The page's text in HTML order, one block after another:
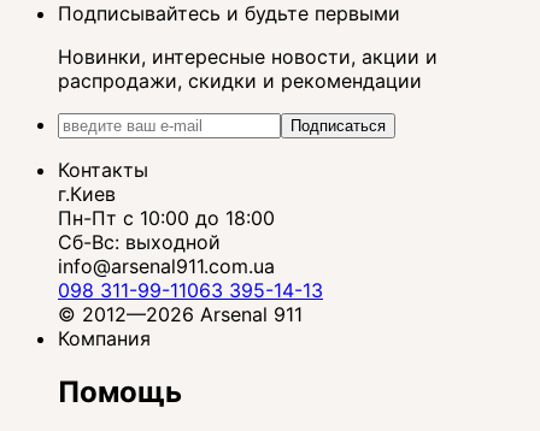
Подписывайтесь и будьте первыми
Новинки, интересные новости, акции и
распродажи, скидки и рекомендации
Подписаться
Контакты
г.Киев
Пн-Пт с 10:00 до 18:00
Сб-Вс: выходной
info@arsenal911.com.ua
098 311-99-11063 395-14-13
© 2012—2026 Arsenal 911
Компания
Помощь